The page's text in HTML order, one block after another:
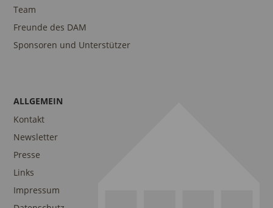
Team
Freunde des DAM
Sponsoren und Unterstützer
ALLGEMEIN
Kontakt
Newsletter
Presse
Links
Impressum